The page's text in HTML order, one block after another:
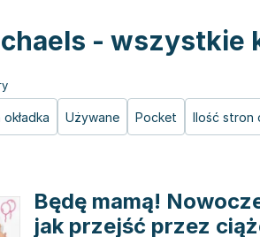
- wszystkie
Używane Pocket Ilość stron
Będę mamą!
jak przejść przez